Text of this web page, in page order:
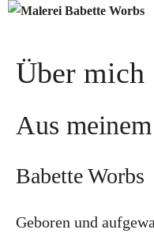
Zum
springen
Über mich
Aus
Babette Worbs
Geboren und